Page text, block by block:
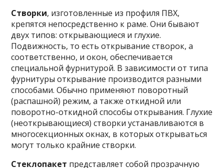
Створки, изготовленные из профиля ПВХ,
крепятся непосредственно к раме. Они бывают
двух типов: открывающиеся и глухие.
Подвижность, то есть открывание створок, а
соответственно, и окон, обеспечивается
специальной фурнитурой. В зависимости от типа
фурнитуры открывание производится разными
способами. Обычно применяют поворотный
(распашной) режим, а также откидной или
поворотно-откидной способы открывания. Глухие
(неоткрывающиеся) створки устанавливаются в
многосекционных окнах, в которых открываться
могут только крайние створки.
Стеклопакет представляет собой прозрачную